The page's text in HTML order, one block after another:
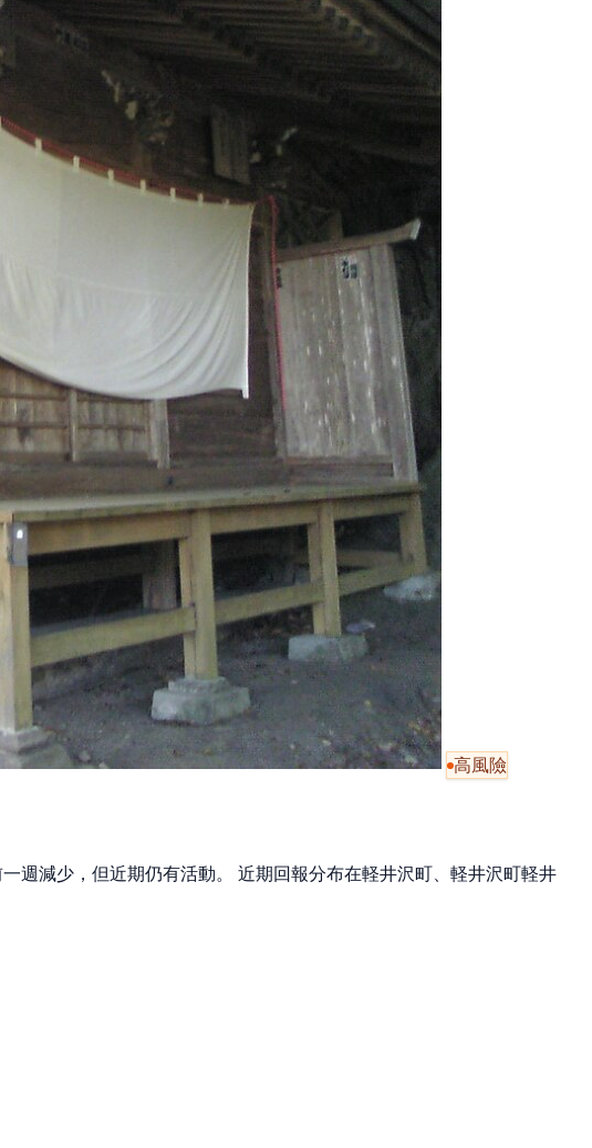
高風險
週減少，但近期仍有活動。 近期回報分布在軽井沢町、軽井沢町軽井